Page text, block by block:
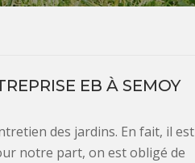
EB À SEMOY
des jardins. En fait, il est
notre part, on est obligé de